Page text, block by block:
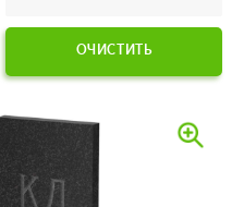
ОЧИСТИТЬ